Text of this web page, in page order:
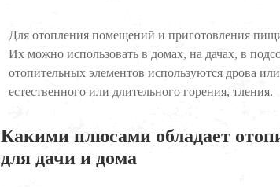
Для отопления помещений и приготовления
Их можно использовать в домах, на дачах, в
отопительных элементов используются дрова
естественного или длительного горения, тления.
Какими плюсами обладает
для дачи и дома